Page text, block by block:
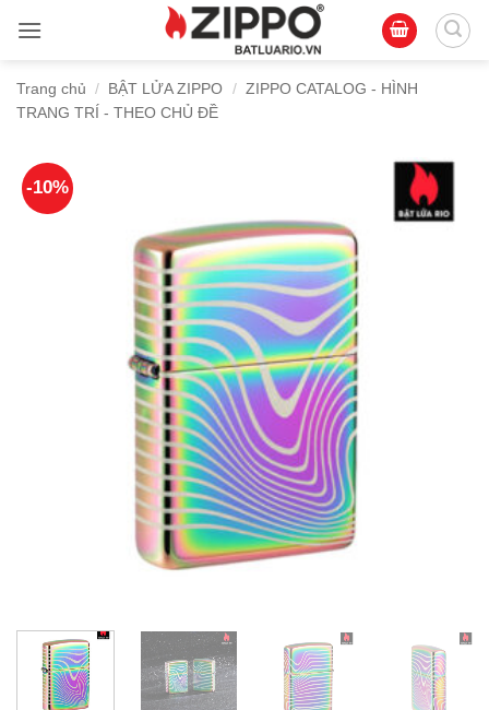
qua
dungTrang chủ / BẬT LỬA ZIPPO / ZIPPO CATALOG - HÌNH
TRANG TRÍ - THEO CHỦ ĐỀ
-10%